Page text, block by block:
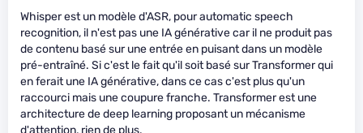
Whisper est un modèle d'ASR, pour automatic speech
recognition, il n'est pas une IA générative car il ne produit pas
de contenu basé sur une entrée en puisant dans un modèle
pré-entraîné. Si c'est le fait qu'il soit basé sur Transformer qui
en ferait une IA générative, dans ce cas c'est plus qu'un
raccourci mais une coupure franche. Transformer est une
architecture de deep learning proposant un mécanisme